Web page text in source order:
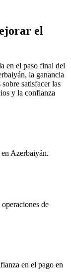
el
en el paso final del
la ganancia
satisfacer las
y la confianza
Azerbaiyán.
de
en el pago en